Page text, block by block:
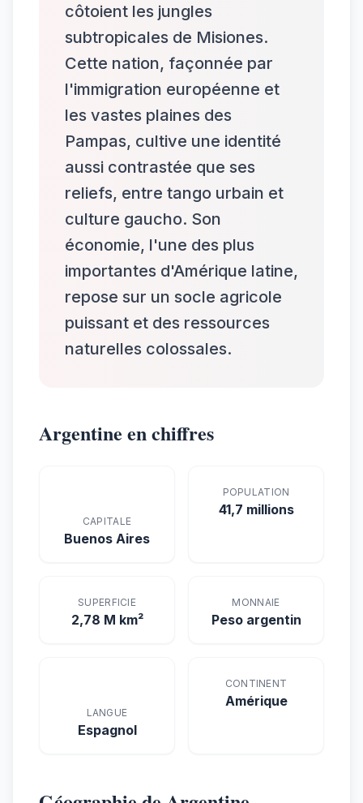
côtoient les jungles
subtropicales de Misiones.
Cette nation, façonnée par
l'immigration européenne et
les vastes plaines des
Pampas, cultive une identité
aussi contrastée que ses
reliefs, entre tango urbain et
culture gaucho. Son
économie, l'une des plus
importantes d'Amérique latine,
repose sur un socle agricole
puissant et des ressources
naturelles colossales.
Argentine en chiffres
CAPITALE
Buenos Aires
POPULATION
41,7 millions
SUPERFICIE
2,78 M km²
MONNAIE
Peso argentin
LANGUE
Espagnol
CONTINENT
Amérique